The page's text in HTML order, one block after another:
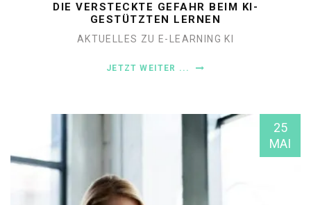
DIE VERSTECKTE GEFAHR BEIM KI-
GESTÜTZTEN LERNEN
AKTUELLES ZU E-LEARNING KI
JETZT WEITER ...
25
MAI